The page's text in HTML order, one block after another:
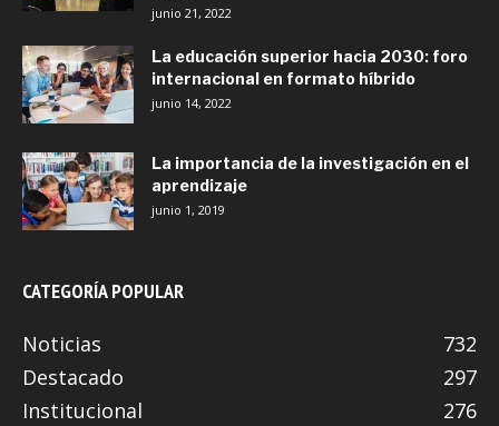
junio 21, 2022
La educación superior hacia 2030: foro
internacional en formato híbrido
junio 14, 2022
La importancia de la investigación en el
aprendizaje
junio 1, 2019
CATEGORÍA POPULAR
Noticias
732
Destacado
297
Institucional
276